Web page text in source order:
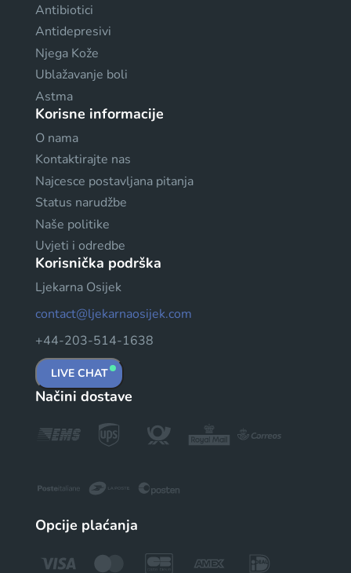
Antibiotici
Antidepresivi
Njega Kože
Ublažavanje boli
Astma
Korisne informacije
O nama
Kontaktirajte nas
Najcesce postavljana pitanja
Status narudžbe
Naše politike
Uvjeti i odredbe
Korisnička podrška
Ljekarna Osijek
contact@ljekarnaosijek.com
+44-203-514-1638
LIVE CHAT
Načini dostave
Opcije plaćanja